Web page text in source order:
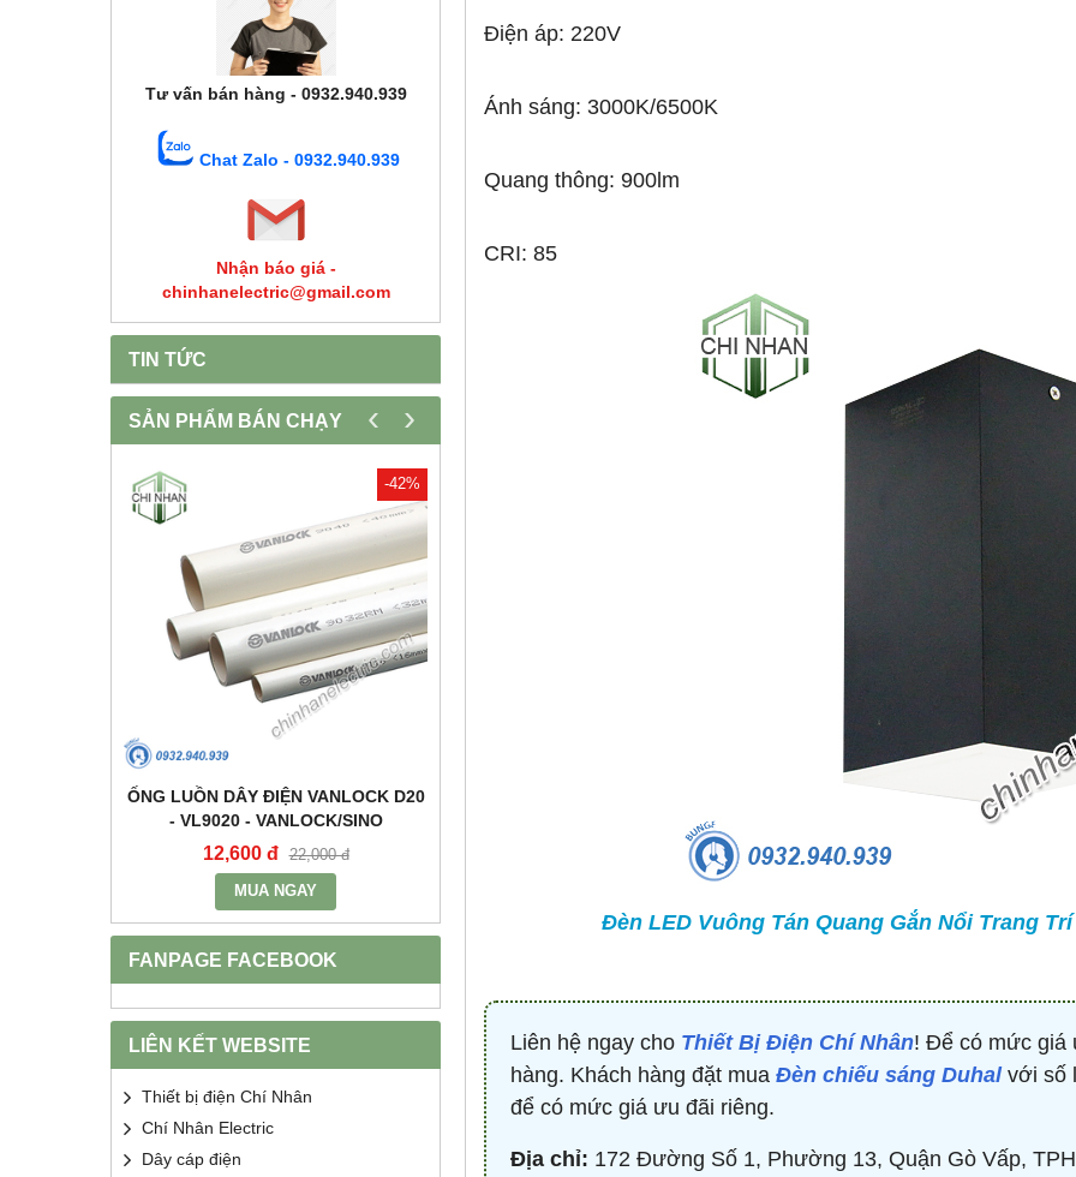
Tư vấn bán hàng - 0932.940.939
Chat Zalo - 0932.940.939
Nhận báo giá -
chinhanelectric@gmail.com
TIN TỨC
SẢN PHẨM BÁN CHẠY
-42%
ỐNG LUỒN DÂY ĐIỆN VANLOCK D20
- VL9020 - VANLOCK/SINO
12,600 đ 22,000 đ
MUA NGAY
HDCAP304500203 - HIMEL
1,479,000 đ
BỘ ĐIỀU KHIỂN TỤ BÙ 380V 4 CẤP -
HJKL5CQ4S - HIMEL
876,645 đ
‹ ›
FANPAGE FACEBOOK
LIÊN KẾT WEBSITE
Thiết bị điện Chí Nhân
Chí Nhân Electric
Dây cáp điện
Điện áp: 220V
Ánh sáng: 3000K/6500K
Quang thông: 900lm
CRI: 85
Đèn LED Vuông Tán Quang Gắn Nổi Trang
Liên hệ ngay cho Thiết Bị Điện Chí Nhân! Để có mức giá
hàng. Khách hàng đặt mua Đèn chiếu sáng Duhalvới số
để có mức giá ưu đãi riêng.
Địa chỉ: 172 Đường Số 1, Phường 13, Quận Gò Vấp,